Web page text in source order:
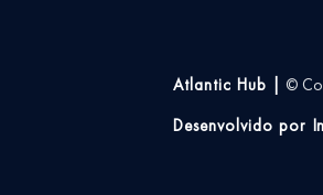
Atlantic Hub | ©
Desenvolvido por